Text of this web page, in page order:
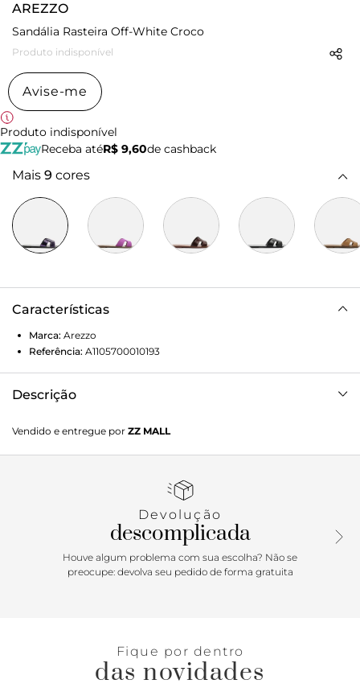
AREZZO
Sandália Rasteira Off-White Croco
Produto indisponível
Avise-me
Produto indisponível
Receba atéR$ 9,60de cashback
Mais 9 cores
Características
Marca: Arezzo
Referência: A1105700010193
Descrição
Vendido e entregue por ZZ MALL
Devolução
descomplicada
Houve algum problema com sua escolha? Não se
preocupe: devolva seu pedido de forma gratuita
Fique por dentro
das novidades